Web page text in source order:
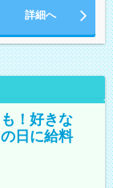
詳細へ
！好きな
日に給料